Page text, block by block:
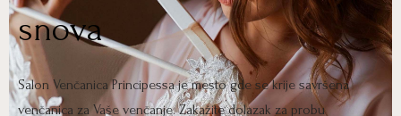
snova
Salon Venčanica Principessa je mesto gde se krije savršena
venčanica za Vaše venčanje. Zakažite dolazak za probu